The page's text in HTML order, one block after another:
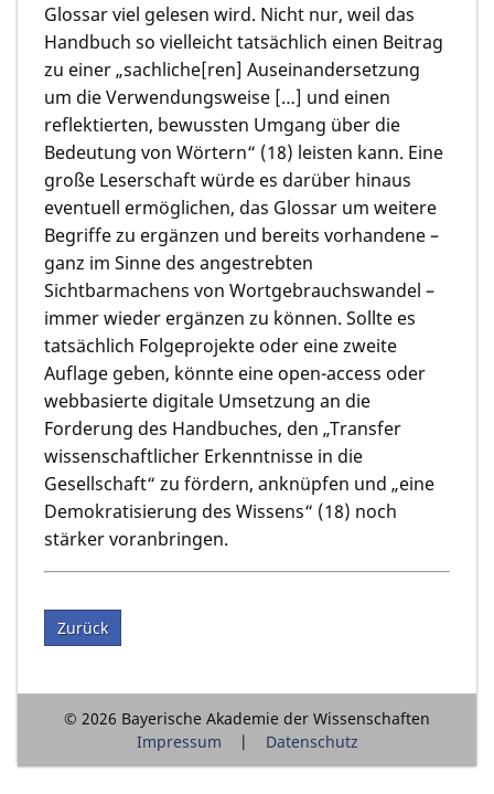
Glossar viel gelesen wird. Nicht nur, weil das
Handbuch so vielleicht tatsächlich einen Beitrag
zu einer „sachliche[ren] Auseinandersetzung
um die Verwendungsweise […] und einen
reflektierten, bewussten Umgang über die
Bedeutung von Wörtern“ (18) leisten kann. Eine
große Leserschaft würde es darüber hinaus
eventuell ermöglichen, das Glossar um weitere
Begriffe zu ergänzen und bereits vorhandene –
ganz im Sinne des angestrebten
Sichtbarmachens von Wortgebrauchswandel –
immer wieder ergänzen zu können. Sollte es
tatsächlich Folgeprojekte oder eine zweite
Auflage geben, könnte eine open-access oder
webbasierte digitale Umsetzung an die
Forderung des Handbuches, den „Transfer
wissenschaftlicher Erkenntnisse in die
Gesellschaft“ zu fördern, anknüpfen und „eine
Demokratisierung des Wissens“ (18) noch
stärker voranbringen.
Zurück
© 2026 Bayerische Akademie der Wissenschaften
Impressum
Datenschutz